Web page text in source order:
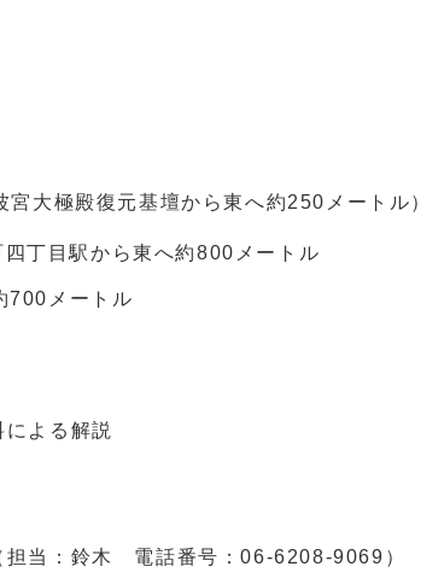
大極殿復元基壇から東へ約250 メートル）
丁目駅から東へ約800メートル
700 メートル
よる解説
担当：鈴木 電話番号：06-6208-9069 ）